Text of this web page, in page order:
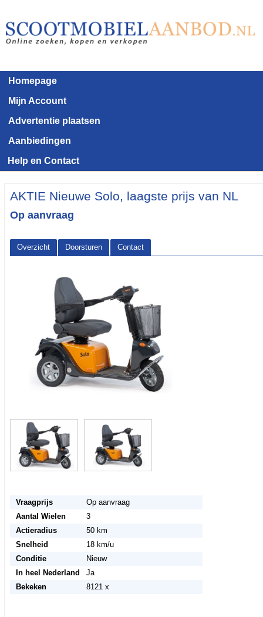
Homepage
Mijn Account
Advertentie plaatsen
Aanbiedingen
Help en Contact
AKTIE Nieuwe Solo, laagste prijs van NL
Op aanvraag
Overzicht Doorsturen
Contact
Vraagprijs
Op aanvraag
Aantal Wielen
3
Actieradius
50 km
Snelheid
18 km/u
Conditie
Nieuw
In heel Nederland
Ja
Bekeken
8121 x